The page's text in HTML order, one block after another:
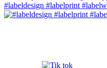
#labeldesign #labelprint